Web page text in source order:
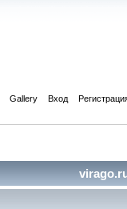
Gallery Вход